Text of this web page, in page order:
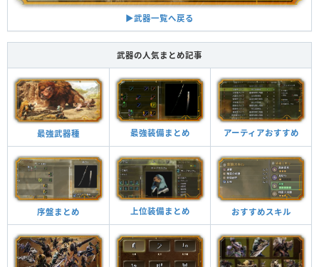
▶︎武器一覧へ戻る
武器の人気まとめ記事
最強武器種 最強装備まとめ アーティアおすすめ
序盤まとめ 上位装備まとめ おすすめスキル